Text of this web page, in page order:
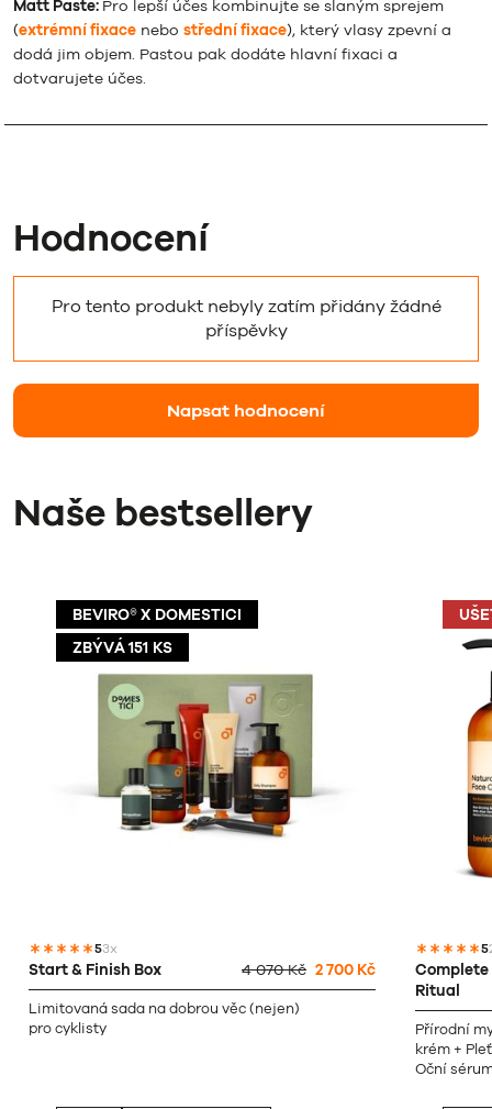
Matt Paste: Pro lepší účes kombinujte se slaným sprejem
(extrémní fixace nebo střední fixace), který vlasy zpevní a
dodá jim objem. Pastou pak dodáte hlavní fixaci a
dotvarujete účes.
Hodnocení
Pro tento produkt nebyly zatím přidány žádné
příspěvky
Napsat hodnocení
Naše bestsellery
BEVIRO® X DOMESTICI
ZBÝVÁ 151 KS
53x
Start & Finish Box 4 070 Kč 2 700 Kč
Limitovaná sada na dobrou věc (nejen)
pro cyklisty
5
Ritual
Přírodní
krém +
Oční